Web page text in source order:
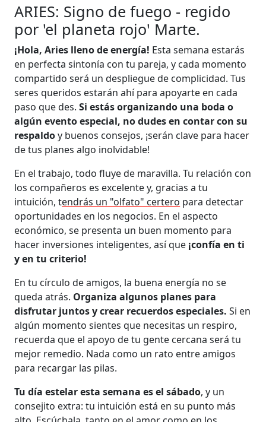
ARIES: Signo de fuego - regido
por 'el planeta rojo' Marte.
¡Hola, Aries lleno de energía! Esta semana estarás
en perfecta sintonía con tu pareja, y cada momento
compartido será un despliegue de complicidad. Tus
seres queridos estarán ahí para apoyarte en cada
paso que des. Si estás organizando una boda o
algún evento especial, no dudes en contar con su
respaldoy buenos consejos, ¡serán clave para hacer
de tus planes algo inolvidable!
En el trabajo, todo fluye de maravilla. Tu relación con
los compañeros es excelente y, gracias a tu
intuición, tendrás un "olfato" certero para detectar
oportunidades en los negocios. En el aspecto
económico, se presenta un buen momento para
hacer inversiones inteligentes, así que ¡confía en ti
y en tu criterio!
En tu círculo de amigos, la buena energía no se
queda atrás. Organiza algunos planes para
disfrutar juntos y crear recuerdos especiales.Si en
algún momento sientes que necesitas un respiro,
recuerda que el apoyo de tu gente cercana será tu
mejor remedio. Nada como un rato entre amigos
para recargar las pilas.
Tu día estelar esta semana es el sábado, y un
consejito extra: tu intuición está en su punto más